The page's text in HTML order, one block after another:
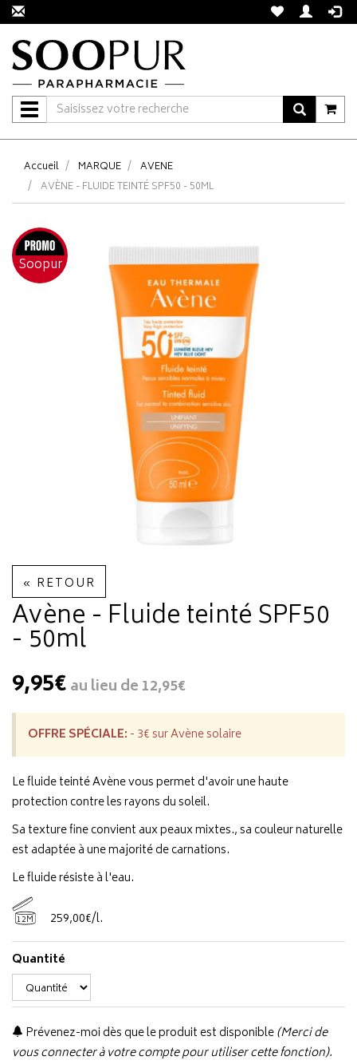
Navigation
Accueil MARQUE
AVENE
AVÈNE - FLUIDE TEINTÉ SPF50 - 50ML
Soopur
« RETOUR
Avène - Fluide teinté SPF50
- 50ml
9,95€au lieu de12,95€
OFFRE SPÉCIALE: - 3€ sur Avène solaire
Le fluide teinté Avène vous permet d'avoir une haute
protection contre les rayons du soleil.
Sa texture fine convient aux peaux mixtes., sa couleur naturelle
est adaptée à une majorité de carnations.
Le fluide résiste à l'eau.
12M 259,00€/l.
Quantité
Prévenez-moi dès que le produit est disponible(Merci de
vous connecter à votre compte pour utiliser cette fonction).